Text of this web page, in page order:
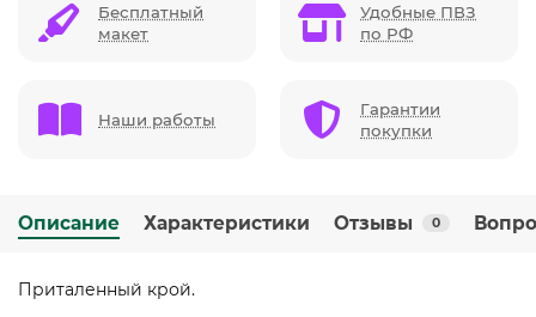
Бесплатный
макет
Удобные ПВЗ
по РФ
Наши работы
Гарантии
покупки
Описание Характеристики Отзывы 0
Приталенный крой.